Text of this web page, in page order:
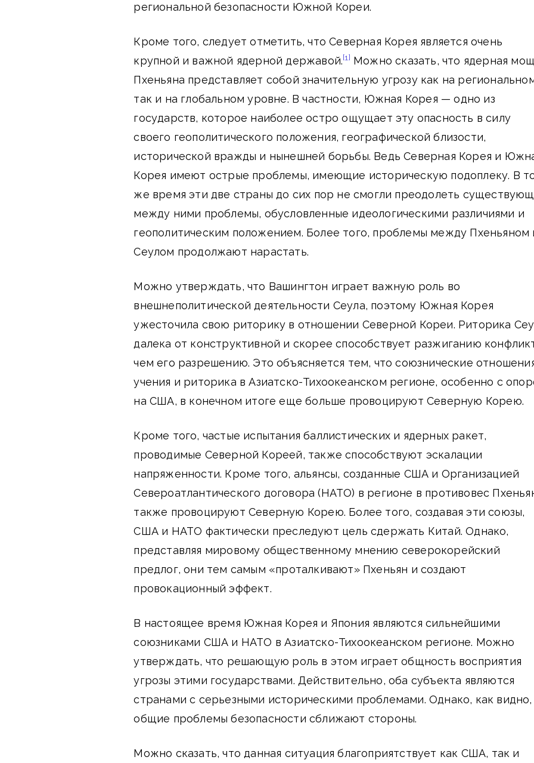
региональной безопасности Южной Кореи.
Кроме того, следует отметить, что Северная Корея является очень
крупной и важной ядерной державой.[1] Можно сказать, что ядерная
Пхеньяна представляет собой значительную угрозу как на
так и на глобальном уровне. В частности, Южная Корея — одно из
государств, которое наиболее остро ощущает эту опасность в силу
своего геополитического положения, географической близости,
исторической вражды и нынешней борьбы. Ведь Северная Корея и
Корея имеют острые проблемы, имеющие историческую подоплеку. В
же время эти две страны до сих пор не смогли преодолеть
между ними проблемы, обусловленные идеологическими различиями и
геополитическим положением. Более того, проблемы между Пхеньяном
Сеулом продолжают нарастать.
Можно утверждать, что Вашингтон играет важную роль во
внешнеполитической деятельности Сеула, поэтому Южная Корея
ужесточила свою риторику в отношении Северной Кореи. Риторика
далека от конструктивной и скорее способствует разжиганию
чем его разрешению. Это объясняется тем, что союзнические
учения и риторика в Азиатско-Тихоокеанском регионе, особенно с
на США, в конечном итоге еще больше провоцируют Северную Корею.
Кроме того, частые испытания баллистических и ядерных ракет,
проводимые Северной Кореей, также способствуют эскалации
напряженности. Кроме того, альянсы, созданные США и Организацией
Североатлантического договора (НАТО) в регионе в противовес
также провоцируют Северную Корею. Более того, создавая эти союзы,
США и НАТО фактически преследуют цель сдержать Китай. Однако,
представляя мировому общественному мнению северокорейский
предлог, они тем самым «проталкивают» Пхеньян и создают
провокационный эффект.
В настоящее время Южная Корея и Япония являются сильнейшими
союзниками США и НАТО в Азиатско-Тихоокеанском регионе. Можно
утверждать, что решающую роль в этом играет общность восприятия
угрозы этими государствами. Действительно, оба субъекта являются
странами с серьезными историческими проблемами. Однако, как видно,
общие проблемы безопасности сближают стороны.
Можно сказать, что данная ситуация благоприятствует как США, так и